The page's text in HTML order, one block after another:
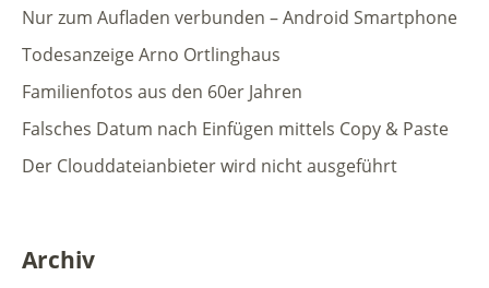
Nur zum Aufladen verbunden – Android Smartphone
Todesanzeige Arno Ortlinghaus
Familienfotos aus den 60er Jahren
Falsches Datum nach Einfügen mittels Copy & Paste
Der Clouddateianbieter wird nicht ausgeführt
Archiv